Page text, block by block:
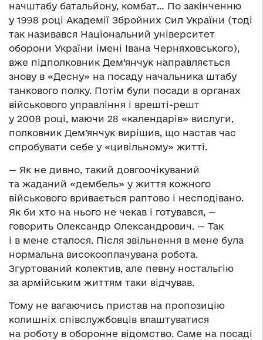
начштабу батальйону, комбат… По закінченню
у 1998 році Академії Збройних Сил України (тоді
так називався Національний університет
оборони України імені Івана Черняховського),
вже підполковник Дем’янчук направляється
знову в «Десну» на посаду начальника штабу
танкового полку. Потім були посади в органах
військового управління і врешті-решт
у 2008 році, маючи 28 «календарів» вислуги,
полковник Дем’янчук вирішив, що настав час
спробувати себе у «цивільному» житті.
— Як не дивно, такий довгоочікуваний
та жаданий «дембель» у життя кожного
військового вривається раптово і несподівано.
Як би хто на нього не чекав і готувався, —
говорить Олександр Олександрович. — Так
і в мене сталося. Після звільнення в мене була
нормальна високооплачувана робота.
Згуртований колектив, але певну ностальгію
за армійським життям таки відчував.
Тому не вагаючись пристав на пропозицію
колишніх співслужбовців влаштуватися
на роботу в оборонне відомство. Саме на посаді